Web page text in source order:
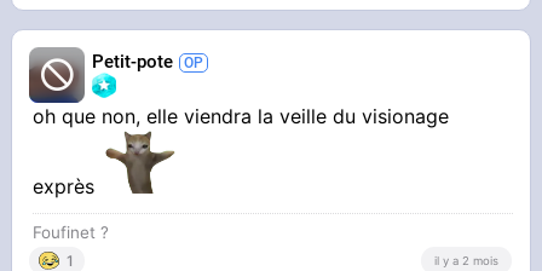
Petit-pote
oh que non, elle viendra la veille du visionage
exprès
Foufinet ?
1 il y a 2 mois